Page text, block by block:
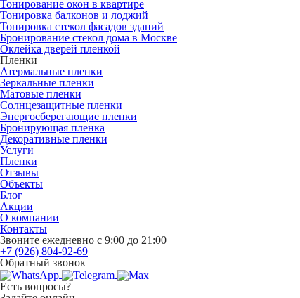
Тонирование окон в квартире
Тонировка балконов и лоджий
Тонировка стекол фасадов зданий
Бронирование стекол дома в Москве
Оклейка дверей пленкой
Пленки
Атермальные пленки
Зеркальные пленки
Матовые пленки
Солнцезащитные пленки
Энергосберегающие пленки
Бронирующая пленка
Декоративные пленки
Услуги
Пленки
Отзывы
Объекты
Блог
Акции
О компании
Контакты
Звоните ежедневно с 9:00 до 21:00
+7 (926) 804-92-69
Обратный звонок
Есть вопросы?